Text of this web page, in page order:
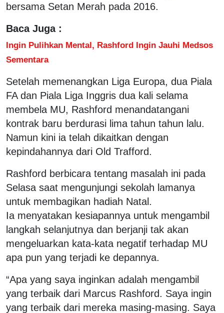
bersama Setan Merah pada 2016.
Baca Juga :
Ingin Pulihkan Mental, Rashford Ingin Jauhi Medsos
Sementara
Setelah memenangkan Liga Europa, dua Piala
FA dan Piala Liga Inggris dua kali selama
membela MU, Rashford menandatangani
kontrak baru berdurasi lima tahun tahun lalu.
Namun kini ia telah dikaitkan dengan
kepindahannya dari Old Trafford.
Rashford berbicara tentang masalah ini pada
Selasa saat mengunjungi sekolah lamanya
untuk membagikan hadiah Natal.
Ia menyatakan kesiapannya untuk mengambil
langkah selanjutnya dan berjanji tak akan
mengeluarkan kata-kata negatif terhadap MU
apa pun yang terjadi ke depannya.
“Apa yang saya inginkan adalah mengambil
yang terbaik dari Marcus Rashford. Saya ingin
yang terbaik dari mereka masing-masing. Saya